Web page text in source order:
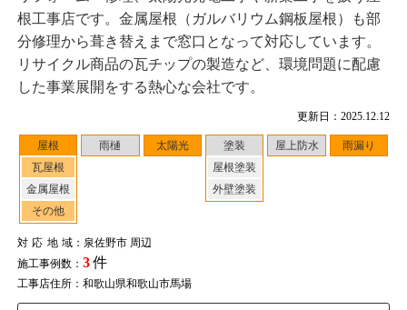
更新日：2025.12.12
屋根
瓦屋根
金属屋根
その他
雨樋 太陽光
塗装
屋根塗装
外壁塗装
屋上防水 雨漏り
対応地域：泉佐野市 周辺
施工事例数： 3件
工事店住所：和歌山県和歌山市馬場
根工事店です。金属屋根（ガルバリウム鋼板屋根）も部
分修理から葺き替えまで窓口となって対応しています。
リサイクル商品の瓦チップの製造など、環境問題に配慮
した事業展開をする熱心な会社です。